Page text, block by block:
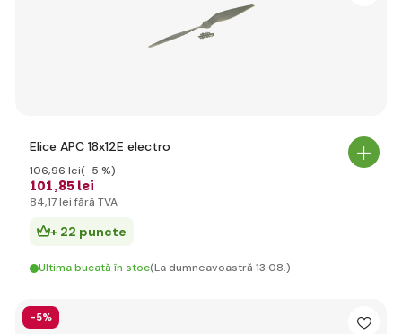
Elice APC 18x12E electro
101,85 lei
106,96 lei(-5 %)
84,17 lei fără TVA
+ 22 puncte
Ultima bucată în stoc(La dumneavoastră 13.08.)
-5%